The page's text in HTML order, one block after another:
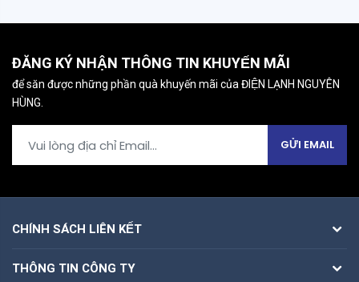
ĐĂNG KÝ NHẬN THÔNG TIN KHUYẾN MÃI
để săn được những phần quà khuyến mãi của ĐIỆN LẠNH NGUYÊN
HÙNG.
GỬI EMAIL
CHÍNH SÁCH LIÊN KẾT
THÔNG TIN CÔNG TY